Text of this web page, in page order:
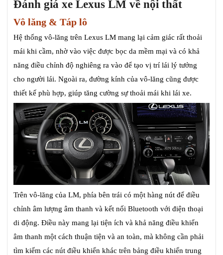
Đánh giá xe Lexus LM về nội thất
Vô lăng & Táp lô
Hệ thống vô-lăng trên Lexus LM mang lại cảm giác rất thoải
mái khi cầm, nhờ vào việc được bọc da mềm mại và có khả
năng điều chỉnh độ nghiêng ra vào để tạo vị trí lái lý tưởng
cho người lái. Ngoài ra, đường kính của vô-lăng cũng được
thiết kế phù hợp, giúp tăng cường sự thoải mái khi lái xe.
Trên vô-lăng của LM, phía bên trái có một hàng nút để điều
chỉnh âm lượng âm thanh và kết nối Bluetooth với điện thoại
di động. Điều này mang lại tiện ích và khả năng điều khiển
âm thanh một cách thuận tiện và an toàn, mà không cần phải
tìm kiếm các nút điều khiển khác trên bảng điều khiển trung